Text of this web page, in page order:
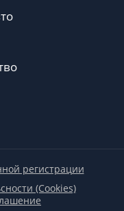
(Cookies)
регистрации